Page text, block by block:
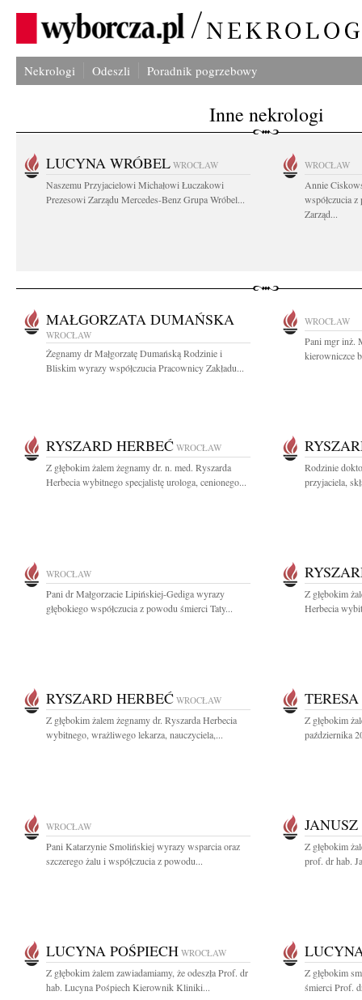
Nekrologi Odeszli Poradnik pogrzebowy
Inne nekrologi
LUCYNA WRÓBEL WROCŁAW
Naszemu Przyjacielowi Michałowi Łuczakowi
Prezesowi Zarządu Mercedes-Benz Grupa Wróbel...
WROCŁAW
Annie
współczucia
Zarząd...
MAŁGORZATA DUMAŃSKA
WROCŁAW
Żegnamy dr Małgorzatę Dumańską Rodzinie i
Bliskim wyrazy współczucia Pracownicy Zakładu...
WROCŁAW
Pani mgr inż.
kierowniczce
RYSZARD HERBEĆ WROCŁAW
Z głębokim żalem żegnamy dr. n. med. Ryszarda
Herbecia wybitnego specjalistę urologa, cenionego...
Rodzinie
przyjaciela,
WROCŁAW
Pani dr Małgorzacie Lipińskiej-Gediga wyrazy
głębokiego współczucia z powodu śmierci Taty...
Z głębokim
Herbecia
RYSZARD HERBEĆ WROCŁAW
Z głębokim żalem żegnamy dr. Ryszarda Herbecia
wybitnego, wrażliwego lekarza, nauczyciela,...
Z głębokim
października
WROCŁAW
Pani Katarzynie Smolińskiej wyrazy wsparcia oraz
szczerego żalu i współczucia z powodu...
Z głębokim
prof. dr hab.
LUCYNA POŚPIECH WROCŁAW
Z głębokim żalem zawiadamiamy, że odeszła Prof. dr
hab. Lucyna Pośpiech Kierownik Kliniki...
Z głębokim
śmierci Prof.